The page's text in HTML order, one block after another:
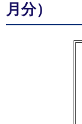
月分）